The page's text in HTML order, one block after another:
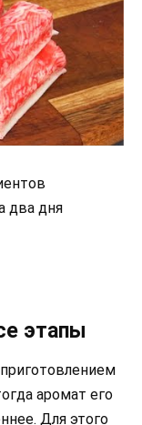
два дня
этапы
аромат его
Для этого